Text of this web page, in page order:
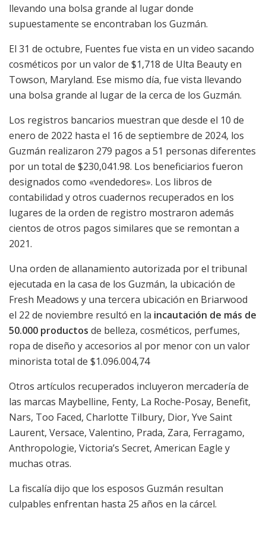
llevando una bolsa grande al lugar donde
supuestamente se encontraban los Guzmán.
El 31 de octubre, Fuentes fue vista en un video sacando
cosméticos por un valor de $1,718 de Ulta Beauty en
Towson, Maryland. Ese mismo día, fue vista llevando
una bolsa grande al lugar de la cerca de los Guzmán.
Los registros bancarios muestran que desde el 10 de
enero de 2022 hasta el 16 de septiembre de 2024, los
Guzmán realizaron 279 pagos a 51 personas diferentes
por un total de $230,041.98. Los beneficiarios fueron
designados como «vendedores». Los libros de
contabilidad y otros cuadernos recuperados en los
lugares de la orden de registro mostraron además
cientos de otros pagos similares que se remontan a
2021.
Una orden de allanamiento autorizada por el tribunal
ejecutada en la casa de los Guzmán, la ubicación de
Fresh Meadows y una tercera ubicación en Briarwood
el 22 de noviembre resultó en la incautación de más de
50.000 productos de belleza, cosméticos, perfumes,
ropa de diseño y accesorios al por menor con un valor
minorista total de $1.096.004,74
Otros artículos recuperados incluyeron mercadería de
las marcas Maybelline, Fenty, La Roche-Posay, Benefit,
Nars, Too Faced, Charlotte Tilbury, Dior, Yve Saint
Laurent, Versace, Valentino, Prada, Zara, Ferragamo,
Anthropologie, Victoria’s Secret, American Eagle y
muchas otras.
La fiscalía dijo que los esposos Guzmán resultan
culpables enfrentan hasta 25 años en la cárcel.